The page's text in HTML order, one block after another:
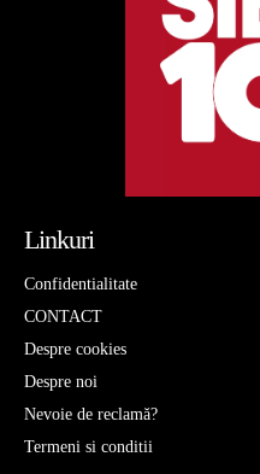
Linkuri
Confidentialitate
CONTACT
Despre cookies
Despre noi
Nevoie de reclamă?
Termeni si conditii